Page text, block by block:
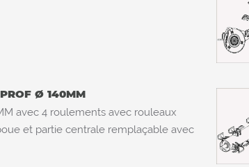
Ø 140MM
avec 4 roulements avec rouleaux
et partie centrale remplaçable avec